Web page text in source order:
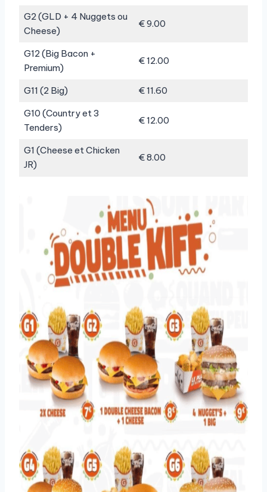
G2 (GLD + 4 Nuggets ou
Cheese)
€ 9.00
G12 (Big Bacon +
Premium)
€ 12.00
G11 (2 Big)
€ 11.60
G10 (Country et 3
Tenders)
€ 12.00
G1 (Cheese et Chicken
JR)
€ 8.00